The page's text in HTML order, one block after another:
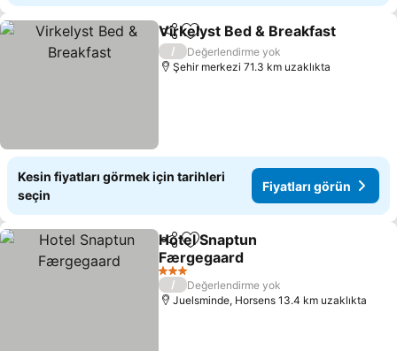
PaylaşFavorilerime ekle
Virkelyst Bed & Breakfast
/
Değerlendirme yok
Şehir merkezi 71.3 km uzaklıkta
Kesin fiyatları görmek için tarihleri
seçin
Fiyatları görün
PaylaşFavorilerime ekle
Hotel Snaptun
Færgegaard
Fiyatları görün
3 Yıldız
/
Değerlendirme yok
Juelsminde, Horsens 13.4 km uzaklıkta